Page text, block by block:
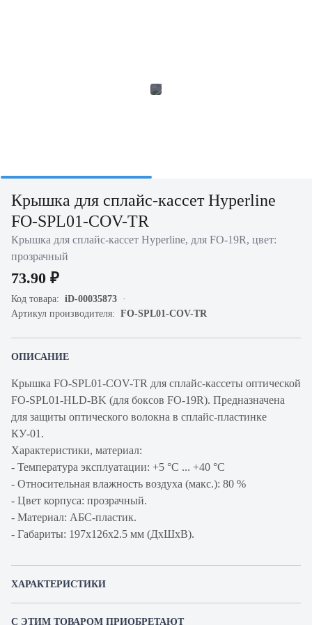
Крышка для сплайс-кассет Hyperline
FO-SPL01-COV-TR
Крышка для сплайс-кассет Hyperline, для FO-19R, цвет:
прозрачный
73.90 ₽
Код товара: iD-00035873
Артикул производителя: FO-SPL01-COV-TR
ОПИСАНИЕ
Крышка FO-SPL01-COV-TR для сплайс-кассеты оптической
FO-SPL01-HLD-BK (для боксов FO-19R). Предназначена
для защиты оптического волокна в сплайс-пластинке
КУ-01.
Характеристики, материал:
- Температура эксплуатации: +5 °C ... +40 °C
- Относительная влажность воздуха (макс.): 80 %
- Цвет корпуса: прозрачный.
- Материал: АБС-пластик.
- Габариты: 197х126х2.5 мм (ДхШхВ).
ХАРАКТЕРИСТИКИ
С ЭТИМ ТОВАРОМ ПРИОБРЕТАЮТ